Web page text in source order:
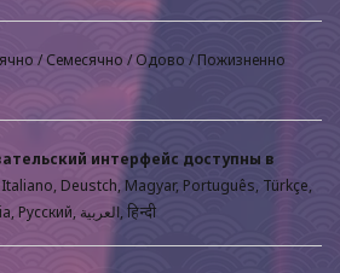
/ Семесячно / Одово / Пожизненно
интерфейс доступны в
Deustch, Magyar, Português, Türkçe,
ภาษาไทย, Bahasa Indonesia, Русский, العربية, हिन्दी